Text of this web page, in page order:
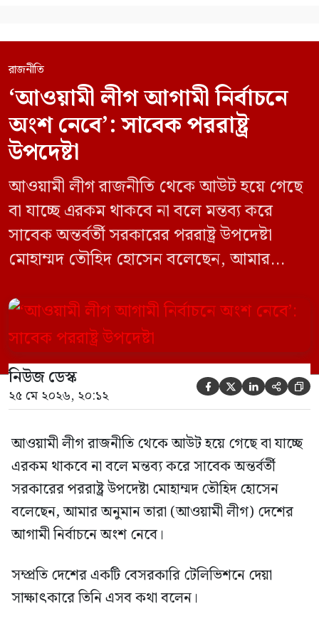
রাজনীতি
‘আওয়ামী লীগ আগামী নির্বাচনে
অংশ নেবে’: সাবেক পররাষ্ট্র
উপদেষ্টা
আওয়ামী লীগ রাজনীতি থেকে আউট হয়ে গেছে
বা যাচ্ছে এরকম থাকবে না বলে মন্তব্য করে
সাবেক অন্তর্বর্তী সরকারের পররাষ্ট্র উপদেষ্টা
মোহাম্মদ তৌহিদ হোসেন বলেছেন, আমার
নির্বাচনে অংশ নেবে। সম্প্রতি দেশের একটি
বেসরকারি টেলিভিশনে দেয়া সাক্ষাৎকারে তিনি
এসব কথা বলেন। আওয়ামী লীগ সরকারের সময়
হওয়া অত্যাচার-নিপীড়ন মানুষ ভুলে যাবে এমন
[…]
নিউজ ডেস্ক
২৫ মে ২০২৬, ২০:১২     
আওয়ামী লীগ রাজনীতি থেকে আউট হয়ে গেছে বা যাচ্ছে
এরকম থাকবে না বলে মন্তব্য করে সাবেক অন্তর্বর্তী
সরকারের পররাষ্ট্র উপদেষ্টা মোহাম্মদ তৌহিদ হোসেন
বলেছেন, আমার অনুমান তারা (আওয়ামী লীগ) দেশের
আগামী নির্বাচনে অংশ নেবে।
সম্প্রতি দেশের একটি বেসরকারি টেলিভিশনে দেয়া
সাক্ষাৎকারে তিনি এসব কথা বলেন।